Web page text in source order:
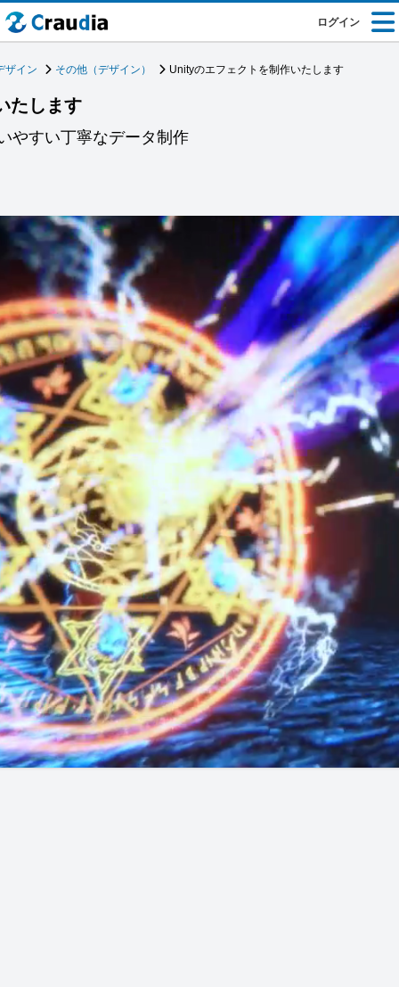
ログイン
ザイン その他（デザイン） Unityのエフェクトを制作いたします
たします
やすい丁寧なデータ制作